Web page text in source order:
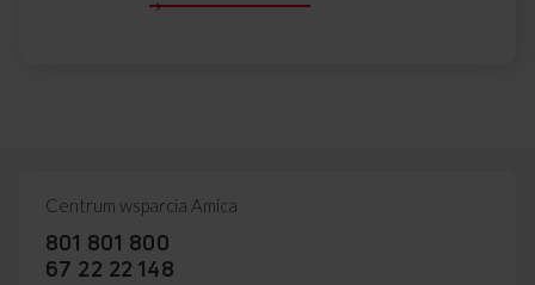
Centrum wsparcia Amica
801 801 800
67 22 22 148